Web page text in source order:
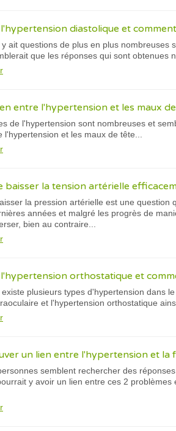
diastolique et
ait questions de plus en plus
que les réponses qui sont obtenues
entre l'hypertension et les maux
de l'hypertension sont nombreuses et
l'hypertension et les maux de tête...
baisser la tension artérielle
la pression artérielle est une
années et malgré les progrès de
bien au contraire...
orthostatique et
plusieurs types d'hypertension dans
et l'hypertension orthostatique
un lien entre l'hypertension et la
semblent rechercher des
y avoir un lien entre ces 2